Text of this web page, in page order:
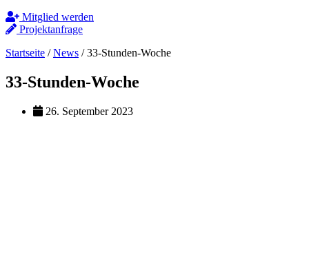
Mitglied werden
Projektanfrage
Startseite /News /33-Stunden-Woche
33-Stunden-Woche
26. September 2023